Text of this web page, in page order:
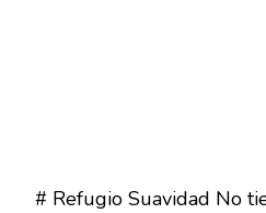
# Refugio Suavidad No